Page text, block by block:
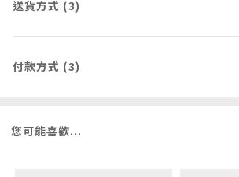
送貨方式 (3)
付款方式 (3)
您可能喜歡...